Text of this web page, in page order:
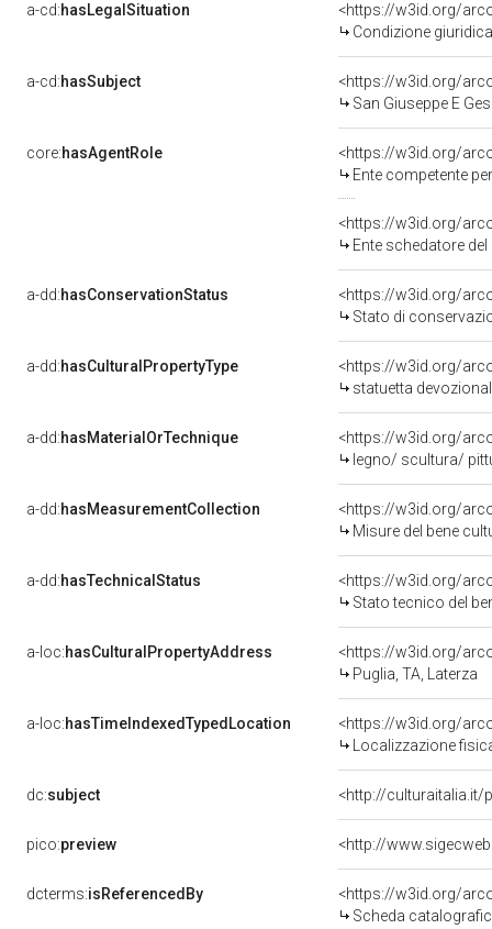
a-cd:hasLegalSituation
Condizione
a-cd:hasSubject
<https://w3id.org/
San Giuseppe E
core:hasAgentRole
<https://w3id.org/
Ente competente per
<https://w3id.org/
Ente schedatore del
a-dd:hasConservationStatus
<https://w3id.org/
Stato di
a-dd:hasCulturalPropertyType
<https://w3id.org/
statuetta
a-dd:hasMaterialOrTechnique
<https://w3id.org/
legno/ scultura/
a-dd:hasMeasurementCollection
<https://w3id.org/
Misure del bene
a-dd:hasTechnicalStatus
<https://w3id.org/
Stato tecnico del
a-loc:hasCulturalPropertyAddress
<https://w3id.org/
Puglia, TA, Laterza
a-loc:hasTimeIndexedTypedLocation
<https://w3id.org/
Localizzazione
dc:subject <http://culturaitalia.it/
pico:preview <http://
dcterms:isReferencedBy
<https://w3id.org/
Scheda